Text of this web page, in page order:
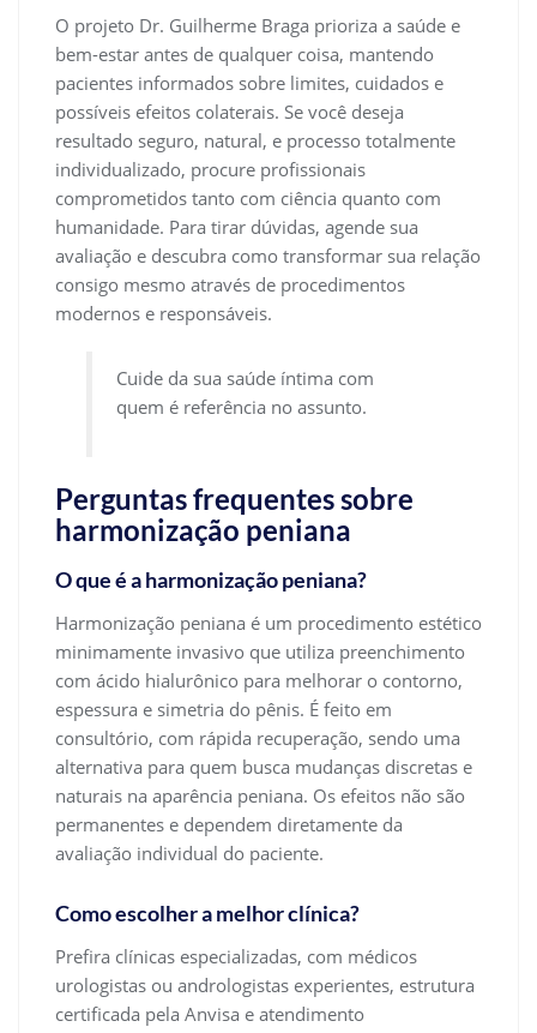
O projeto Dr. Guilherme Braga prioriza a saúde e
bem-estar antes de qualquer coisa, mantendo
pacientes informados sobre limites, cuidados e
possíveis efeitos colaterais. Se você deseja
resultado seguro, natural, e processo totalmente
individualizado, procure profissionais
comprometidos tanto com ciência quanto com
humanidade. Para tirar dúvidas, agende sua
avaliação e descubra como transformar sua relação
consigo mesmo através de procedimentos
modernos e responsáveis.
Cuide da sua saúde íntima com
quem é referência no assunto.
Perguntas frequentes sobre
harmonização peniana
O que é a harmonização peniana?
Harmonização peniana é um procedimento estético
minimamente invasivo que utiliza preenchimento
com ácido hialurônico para melhorar o contorno,
espessura e simetria do pênis. É feito em
consultório, com rápida recuperação, sendo uma
alternativa para quem busca mudanças discretas e
naturais na aparência peniana. Os efeitos não são
permanentes e dependem diretamente da
avaliação individual do paciente.
Como escolher a melhor clínica?
Prefira clínicas especializadas, com médicos
urologistas ou andrologistas experientes, estrutura
certificada pela Anvisa e atendimento